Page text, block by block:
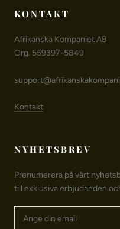
KONTAKT
Afrikanska Kompaniet AB
Org. 559397-5849
Kontakt
NYHETSBREV
Prenumerera på vårt
till exklusiva erbjudanden